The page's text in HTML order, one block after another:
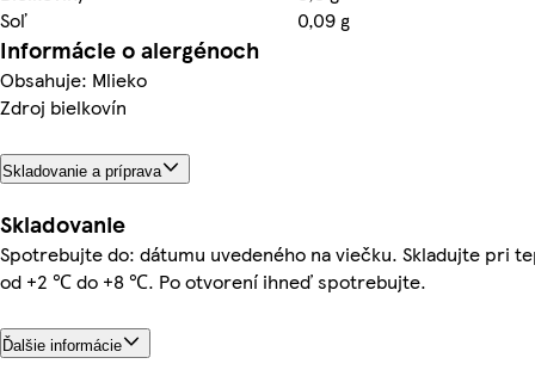
Soľ
0,09 g
Informácie o alergénoch
Obsahuje: Mlieko
Zdroj bielkovín
Skladovanie a príprava
Skladovanie
Spotrebujte do: dátumu uvedeného na viečku. Skladujte pri
od +2 ℃ do +8 ℃. Po otvorení ihneď spotrebujte.
Ďalšie informácie